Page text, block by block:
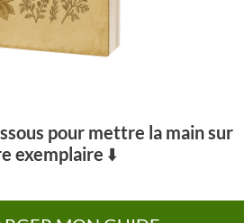
pour mettre la main sur
exemplaire ⬇️